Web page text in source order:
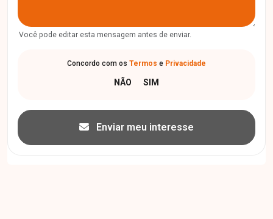
Você pode editar esta mensagem antes de enviar.
Concordo com os Termos e Privacidade
Enviar meu interesse